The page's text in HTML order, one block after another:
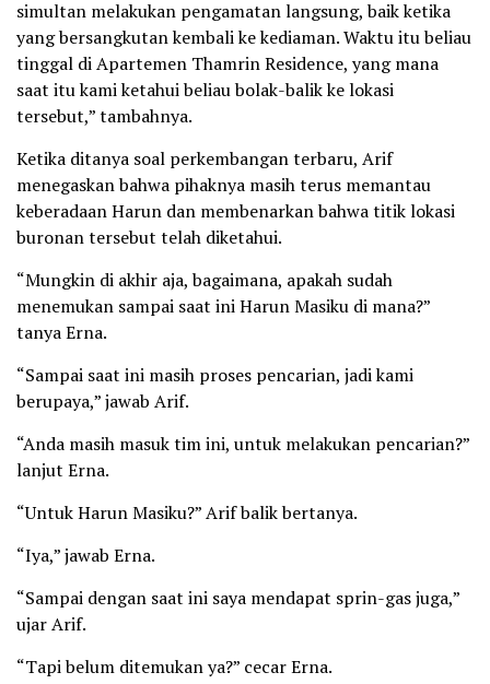
simultan melakukan pengamatan langsung, baik ketika
yang bersangkutan kembali ke kediaman. Waktu itu beliau
tinggal di Apartemen Thamrin Residence, yang mana
saat itu kami ketahui beliau bolak-balik ke lokasi
tersebut,” tambahnya.
Ketika ditanya soal perkembangan terbaru, Arif
menegaskan bahwa pihaknya masih terus memantau
keberadaan Harun dan membenarkan bahwa titik lokasi
buronan tersebut telah diketahui.
“Mungkin di akhir aja, bagaimana, apakah sudah
menemukan sampai saat ini Harun Masiku di mana?”
tanya Erna.
“Sampai saat ini masih proses pencarian, jadi kami
berupaya,” jawab Arif.
“Anda masih masuk tim ini, untuk melakukan pencarian?”
lanjut Erna.
“Untuk Harun Masiku?” Arif balik bertanya.
“Iya,” jawab Erna.
“Sampai dengan saat ini saya mendapat sprin-gas juga,”
ujar Arif.
“Tapi belum ditemukan ya?” cecar Erna.